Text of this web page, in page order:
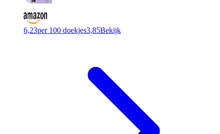
6,23per 100 doekjes3,85Bekijk